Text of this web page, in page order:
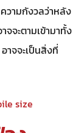
วามกังวลว่าหลัง
จจะตามเข้ามาทั้ง
าจจะเป็นสิ่งที่